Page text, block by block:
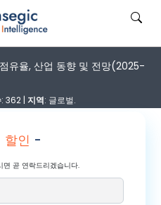
너지 및 전력
• 사례 연구
유율, 산업 동향 및 전망(2025-
: 362 | 지역: 글로벌.
할인 -
면 곧 연락드리겠습니다.